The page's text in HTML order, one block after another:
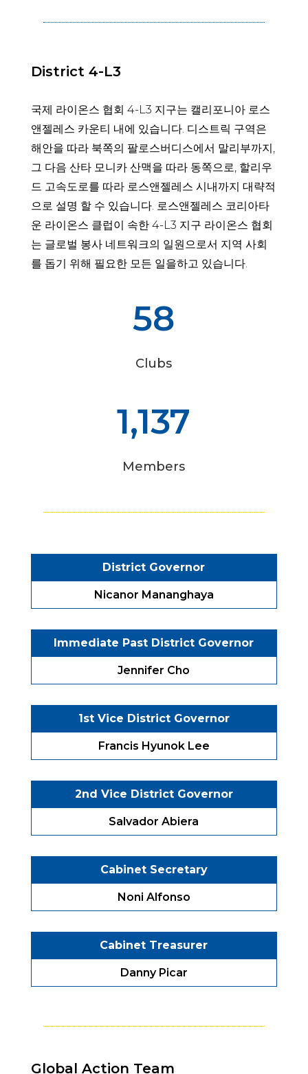
District 4-L3
국제 라이온스 협회 4-L3 지구는 캘리포니아 로스
앤젤레스 카운티 내에 있습니다. 디스트릭 구역은
해안을 따라 북쪽의 팔로스버디스에서 말리부까지,
그 다음 산타 모니카 산맥을 따라 동쪽으로, 할리우
드 고속도로를 따라 로스앤젤레스 시내까지 대략적
으로 설명 할 수 있습니다. 로스앤젤레스 코리아타
운 라이온스 클럽이 속한 4-L3 지구 라이온스 협회
는 글로벌 봉사 네트워크의 일원으로서 지역 사회
를 돕기 위해 필요한 모든 일을하고 있습니다.
58
Clubs
1,137
Members
District Governor
Nicanor Mananghaya
Immediate Past District Governor
Jennifer Cho
1st Vice District Governor
Francis Hyunok Lee
2nd Vice District Governor
Salvador Abiera
Cabinet Secretary
Noni Alfonso
Cabinet Treasurer
Danny Picar
Global Action Team